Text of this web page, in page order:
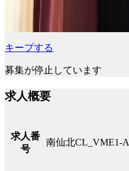
キープする
募集が停止しています
求人概要
求人番
号
南仙北CL_VME1-A